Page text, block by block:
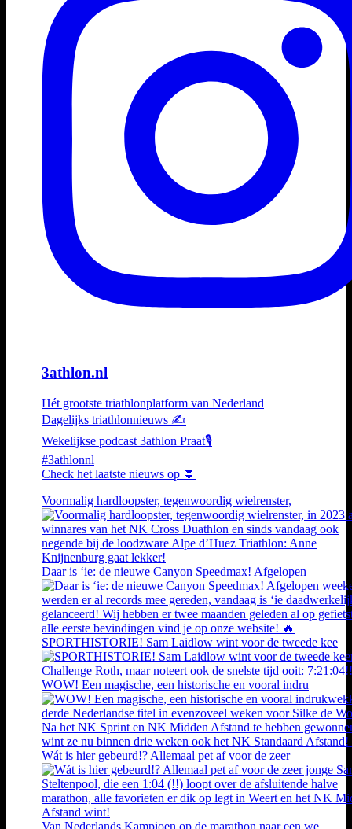
3athlon.nl
Hét grootste triathlonplatform van Nederland
Dagelijks triathlonnieuws ✍️
Wekelijkse podcast 3athlon Praat🎙️
#3athlonnl
Check het laatste nieuws op ⏬
Voormalig hardloopster, tegenwoordig wielrenster,
Daar is ‘ie: de nieuwe Canyon Speedmax! Afgelopen
SPORTHISTORIE! Sam Laidlow wint voor de tweede kee
WOW! Een magische, een historische en vooral indru
Wát is hier gebeurd!? Allemaal pet af voor de zeer
Van Nederlands Kampioen op de marathon naar een we